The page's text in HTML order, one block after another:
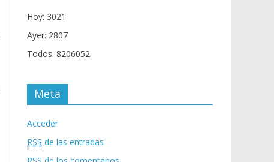
Hoy: 3021
Ayer: 2807
Todos: 8206052
Meta
Acceder
RSS de las entradas